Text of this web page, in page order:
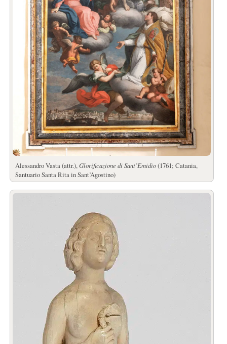
Alessandro Vasta (attr.), Glorificazione di Sant’Emidio(1761; Catania,
Santuario Santa Rita in Sant’Agostino)